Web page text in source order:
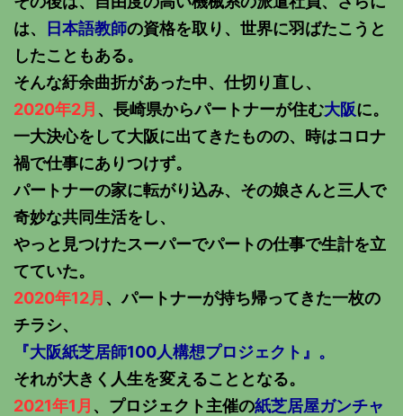
は、
日本語教師の資格を取り、世界に羽ばたこうと
したこともある。
そんな紆余曲折があった中、仕切り直し、
2020年2月 、長崎県からパートナーが住む大阪に。
一大決心をして大阪に出てきたものの、時はコロナ
禍で仕事にありつけず。
パートナーの家に転がり込み、その娘さんと三人で
奇妙な共同生活をし、
やっと見つけたスーパーでパートの仕事で生計を立
てていた。
2020年12月 、パートナーが持ち帰ってきた一枚の
チラシ、
『大阪紙芝居師100人構想プロジェクト』。
それが大きく人生を変えることとなる。
2021年1月 、プロジェクト主催の紙芝居屋ガンチャ